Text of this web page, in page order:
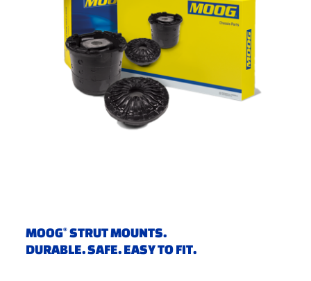
MOOG® STRUT MOUNTS.
DURABLE. SAFE. EASY TO FIT.